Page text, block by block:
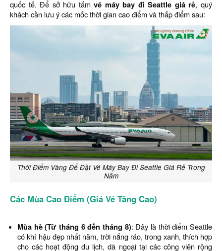
quốc tế. Để sở hữu tấmvé máy bay đi Seattle giá rẻ, quý
khách cần lưu ý các mốc thời gian cao điểm và thấp điểm sau:
Thời Điểm Vàng Để Đặt Vé Máy Bay Đi Seattle Giá Rẻ Trong
Năm
Các Mùa Cao Điểm (Giá Vé Tăng Cao)
Mùa hè (Từ tháng 6 đến tháng 8): Đây là thời điểm Seattle
có khí hậu đẹp nhất năm, trời nắng ráo, trong xanh, thích hợp
cho các hoạt động du lịch, dã ngoại tại các công viên rộng